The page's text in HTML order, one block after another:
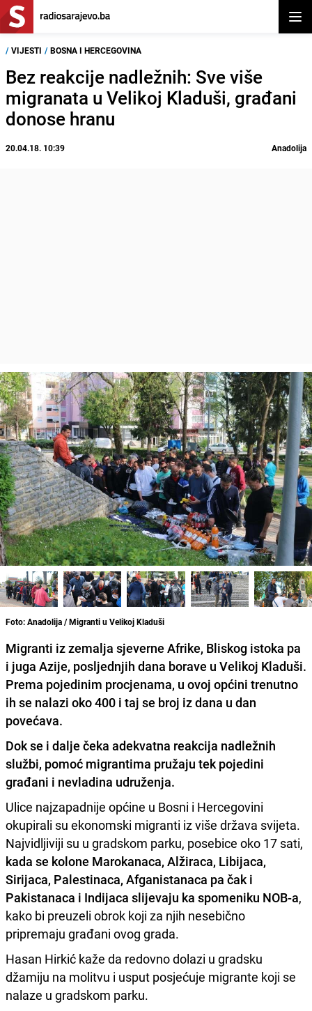
/ VIJESTI / BOSNA I HERCEGOVINA
Bez reakcije nadležnih: Sve više
migranata u Velikoj Kladuši, građani
donose hranu
20.04.18. 10:39 Anadolija
Foto: Anadolija / Migranti u Velikoj Kladuši
Migranti iz zemalja sjeverne Afrike, Bliskog istoka pa
i juga Azije, posljednjih dana borave u Velikoj Kladuši.
Prema pojedinim procjenama, u ovoj općini trenutno
ih se nalazi oko 400 i taj se broj iz dana u dan
povećava.
Dok se i dalje čeka adekvatna reakcija nadležnih
službi, pomoć migrantima pružaju tek pojedini
građani i nevladina udruženja.
Ulice najzapadnije općine u Bosni i Hercegovini
okupirali su ekonomski migranti iz više država svijeta.
Najvidljiviji su u gradskom parku, posebice oko 17 sati,
kada se kolone Marokanaca, Alžiraca, Libijaca,
Sirijaca, Palestinaca, Afganistanaca pa čak i
Pakistanaca i Indijaca slijevaju ka spomeniku NOB-a,
kako bi preuzeli obrok koji za njih nesebično
pripremaju građani ovog grada.
Hasan Hirkić kaže da redovno dolazi u gradsku
džamiju na molitvu i usput posjećuje migrante koji se
nalaze u gradskom parku.